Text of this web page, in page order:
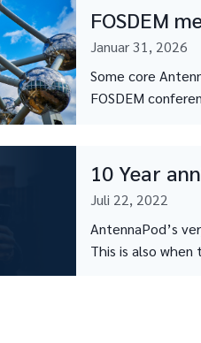
FOSDEM
Januar 31, 2026
Some core
FOSDEM
10 Year
Juli 22, 2022
AntennaPod’s
This is also